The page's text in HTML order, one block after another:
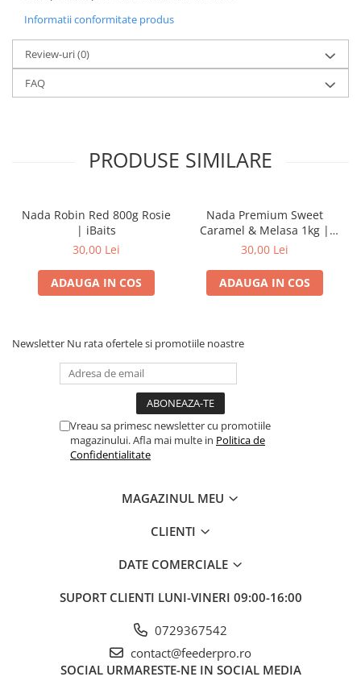
Informatii conformitate produs
Review-uri(0)
FAQ
PRODUSE SIMILARE
Nada Robin Red 800g Rosie
| iBaits
30,00 Lei
ADAUGA IN COS
Nada Premium Sweet
Caramel & Melasa 1kg |
iBaits
30,00 Lei
ADAUGA IN COS
Newsletter Nu rata ofertele si promotiile noastre
Vreau sa primesc newsletter cu promotiile
magazinului. Afla mai multe in Politica de
Confidentialitate
MAGAZINUL MEU
CLIENTI
DATE COMERCIALE
SUPORT CLIENTI LUNI-VINERI 09:00-16:00
0729367542
contact@feederpro.ro
SOCIAL URMARESTE-NE IN SOCIAL MEDIA